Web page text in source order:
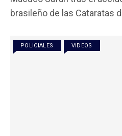
b
o
k
er s
p
p
p
brasileño de las Cataratas
POLICIALES VIDEOS